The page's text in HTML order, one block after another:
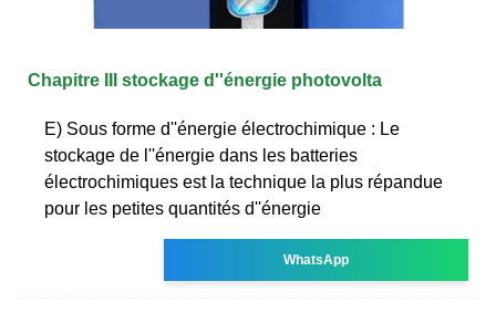
Chapitre III stockage d''énergie photovolta
E) Sous forme d''énergie électrochimique : Le
stockage de l''énergie dans les batteries
électrochimiques est la technique la plus répandue
pour les petites quantités d''énergie
WhatsApp